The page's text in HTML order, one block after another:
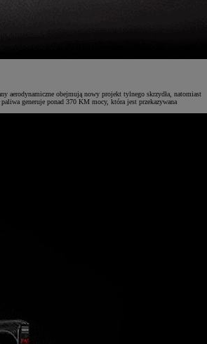
aerodynamiczne obejmują nowy projekt tylnego skrzydła, natomiast
generuje ponad 370 KM mocy, która jest przekazywana